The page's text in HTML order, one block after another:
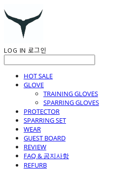
LOG IN 로그인
HOT SALE
GLOVE
TRAINING GLOVES
SPARRING GLOVES
PROTECTOR
SPARRING SET
WEAR
GUEST BOARD
REVIEW
FAQ & 공지사항
REFURB